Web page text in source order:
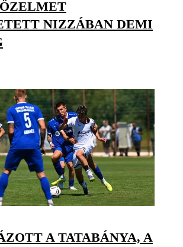
NIZZÁBAN DEMI
A TATABÁNYA, A